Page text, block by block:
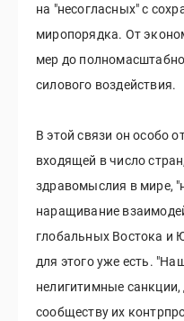
на "несогласных" с
миропорядка. От
мер до
силового воздействия.
В этой связи он особо
входящей в число
здравомыслия в мире,
наращивание
глобальных Востока и
для этого уже есть.
нелигитимные
сообществу их